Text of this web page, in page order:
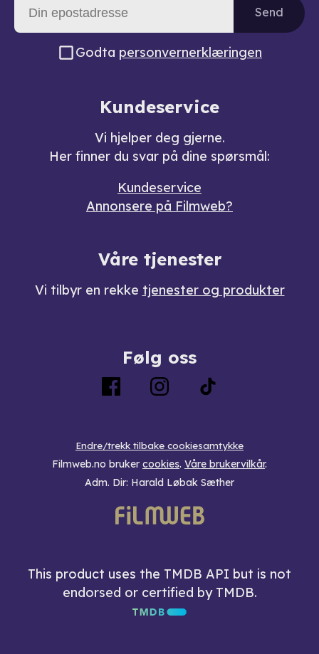
Send
Godta personvernerklæringen
Kundeservice
Vi hjelper deg gjerne.
Her finner du svar på dine spørsmål:
Kundeservice
Annonsere på Filmweb?
Våre tjenester
Vi tilbyr en rekke tjenester og produkter
Følg oss
Endre/trekk tilbake cookiesamtykke
Filmweb.no bruker cookies. Våre brukervilkår.
Adm. Dir: Harald Løbak Sæther
This product uses the TMDB API but is not
endorsed or certified by TMDB.